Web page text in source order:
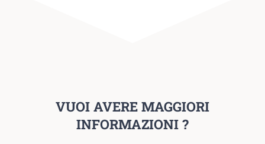
VUOI AVERE MAGGIORI
INFORMAZIONI ?